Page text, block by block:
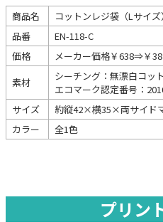
商品名
コットンレジ袋（Lサイズ）
品番
EN-118-C
価格
メーカー価格￥638⇒￥
素材
シーチング：無漂白コッ
エコマーク認定番号：
サイズ
約縦42×横35×両サイド
カラー
全1色
プリン